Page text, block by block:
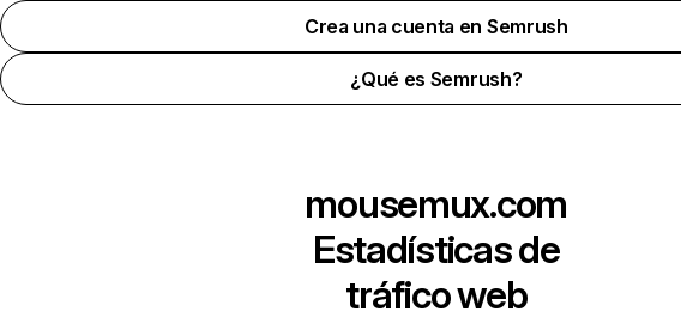
Crea una cuenta en Semrush
¿Qué es Semrush?
mousemux.com
Estadísticas de
tráfico web